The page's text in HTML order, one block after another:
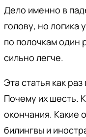
Дело именно в
голову, но логика
по полочкам один
сильно легче.
Эта статья как
Почему их шесть.
окончания. Какие
билингвы и